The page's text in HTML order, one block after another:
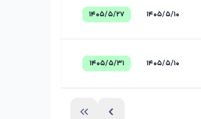
۱۴۰۵/۵/۱۰ ۱۴۰۵/۵/۲۷
۱۴۰۵/۵/۱۰ ۱۴۰۵/۵/۳۱